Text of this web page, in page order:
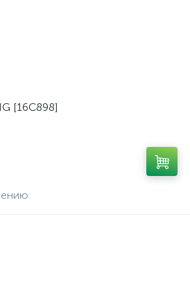
[16C898]